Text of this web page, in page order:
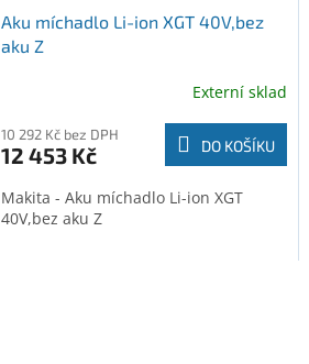
Aku míchadlo Li-ion XGT 40V,bez
aku Z
Externí sklad
10 292 Kč bez DPH
12 453 Kč DO KOŠÍKU
Makita - Aku míchadlo Li-ion XGT
40V,bez aku Z